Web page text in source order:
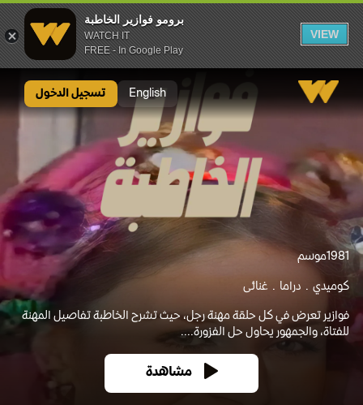
برومو فوازير الخاطبة
WATCH IT
FREE - In Google Play
VIEW
English تسجيل الدخول
1981موسم
كوميدي دراما غنائى
فوازير تعرض في كل حلقة مهنة رجل، حيث تشرح الخاطبة تفاصيل المهنة
للفتاة، والجمهور يحاول حل الفزورة....
مشاهدة